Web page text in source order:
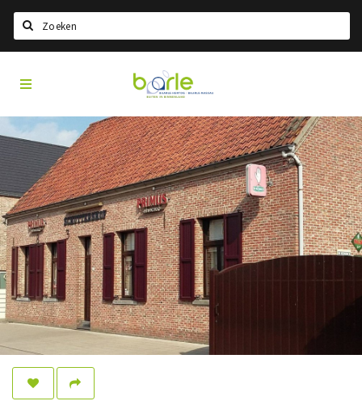
Home
Events
Information
About Baarle
History
Visit Baarle Shop
Enclave voucher
Eat
Drink
Sleap
Visit
Baarle